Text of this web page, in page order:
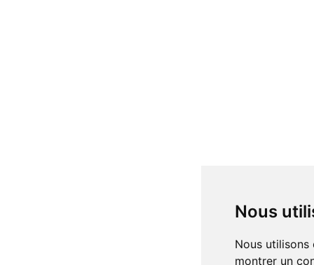
Nous
Nous utilisons des cookies et d'autres technologies de suivi pour améliorer votre expérience de navigation sur notre site, pour vous
montrer un